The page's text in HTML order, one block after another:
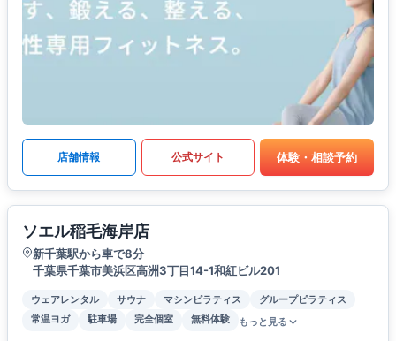
店舗情報 公式サイト 体験・相談予約
ソエル稲毛海岸店
新千葉駅から車で8分
千葉県千葉市美浜区高洲3丁目14-1和紅ビル201
ウェアレンタル サウナ マシンピラティス
グループピラティス
常温ヨガ
駐車場 完全個室 無料体験 もっと見る